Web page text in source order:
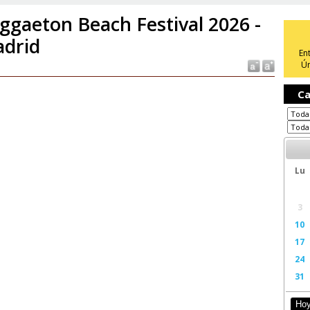
Beach Festival 2026 -
Lu
3
10
17
24
31